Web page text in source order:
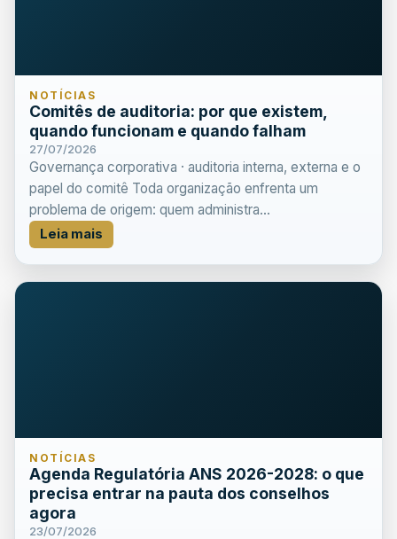
NOTÍCIAS
Comitês de auditoria: por que existem,
quando funcionam e quando falham
27/07/2026
Governança corporativa · auditoria interna, externa e o
papel do comitê Toda organização enfrenta um
problema de origem: quem administra...
Leia mais
NOTÍCIAS
Agenda Regulatória ANS 2026-2028: o que
precisa entrar na pauta dos conselhos
agora
23/07/2026